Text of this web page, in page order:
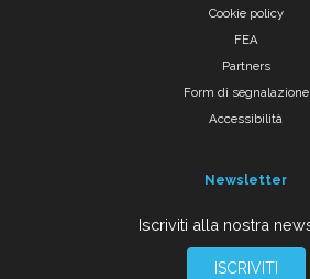
Cookie policy
FEA
Partners
Form di segnalazione
Accessibilità
Newsletter
Iscriviti alla nostra
ISCRIVITI